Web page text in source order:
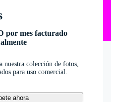
por mes facturado
nuestra colección de fotos,
para uso comercial.
ahora